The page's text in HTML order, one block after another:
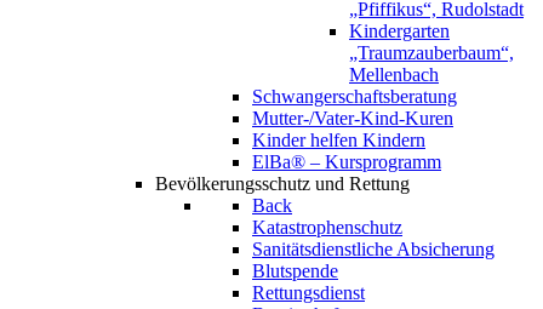
„Pfiffikus“, Rudolstadt
Kindergarten
„Traumzauberbaum“,
Mellenbach
Schwangerschaftsberatung
Mutter-/Vater-Kind-Kuren
Kinder helfen Kindern
ElBa® – Kursprogramm
Bevölkerungsschutz und Rettung
Back
Katastrophenschutz
Sanitätsdienstliche Absicherung
Blutspende
Rettungsdienst